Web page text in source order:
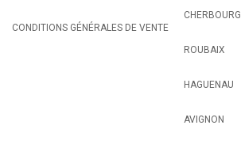
CONDITIONS GÉNÉRALES DE VENTE
CHERBOURG
ROUBAIX
HAGUENAU
AVIGNON